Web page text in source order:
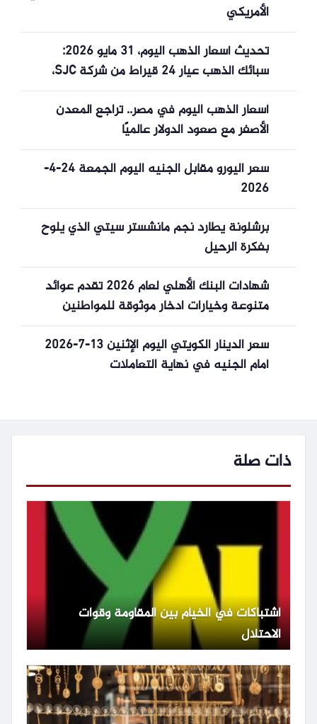
الأمريكي
تحديث أسعار الذهب اليوم، 31 مايو 2026:
سبائك الذهب عيار 24 قيراط من شركة SJC،
وخواتم BTMC BTMH DOJI Phu Quy البسيطة
في نهاية الشهر.
أسعار الذهب اليوم في مصر.. تراجع المعدن
الأصفر مع صعود الدولار عالميًا
سعر اليورو مقابل الجنيه اليوم الجمعة 24-4-
2026
برشلونة يطارد نجم مانشستر سيتي الذي يلوح
بفكرة الرحيل
شهادات البنك الأهلي لعام 2026 تقدم عوائد
متنوعة وخيارات ادخار موثوقة للمواطنين
سعر الدينار الكويتي اليوم الإثنين 13-7-2026
أمام الجنيه في نهاية التعاملات
ذات صلة
اشتباكات في الخيام بين المقاومة وقوات
الاحتلال